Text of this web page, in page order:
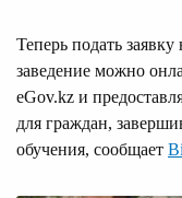
Теперь подать
заведение можно
eGov.kz и
для граждан,
обучения, сообщает